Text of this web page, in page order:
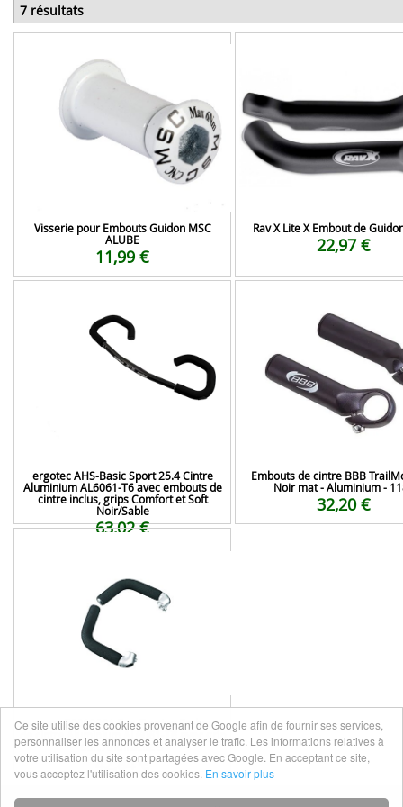
7 résultats
Visserie pour Embouts Guidon MSC
ALUBE
11,99 €
Rav X Lite X Embout de
22,97 €
ergotec AHS-Basic Sport 25.4 Cintre
Aluminium AL6061-T6 avec embouts de
cintre inclus, grips Comfort et Soft
Noir/Sable
63,02 €
Embouts de cintre BBB
Noir mat - Aluminium -
32,20 €
ergotec 50010001 Evo-Touring Embouts
de cintre Aluminium AL6061-T6 avec grip
soft Anthracite S
42,84 €
Ce site utilise des cookies provenant de Google afin de fournir ses services,
personnaliser les annonces et analyser le trafic. Les informations relatives à
votre utilisation du site sont partagées avec Google. En acceptant ce site,
vous acceptez l'utilisation des cookies. En savoir plus